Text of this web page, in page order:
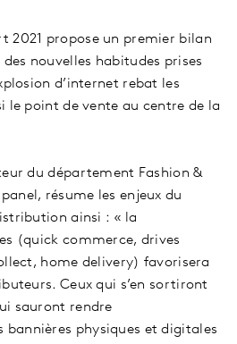
2021 propose un premier bilan
nouvelles habitudes prises
d’internet rebat les
le point de vente au centre de la
du département Fashion &
résume les enjeux du
ainsi : « la
(quick commerce, drives
home delivery) favorisera
Ceux qui s’en sortiront
sauront rendre
physiques et digitales